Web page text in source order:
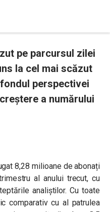
pe parcursul zilei
la cel mai scăzut
perspectivei
a numărului
8,28 milioane de abonați
al anului trecut, cu
analiștilor. Cu toate
comparativ cu al patrulea